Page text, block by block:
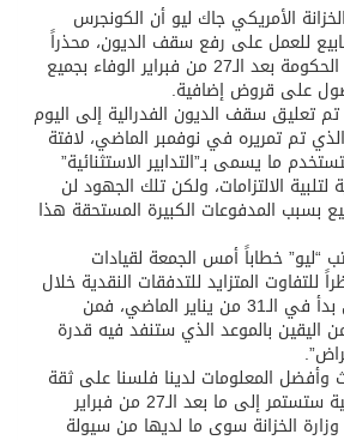
الأمريكي جاك ليو أن الكونجرس
للعمل على رفع سقف الديون، محذراً
من احتمال ألا تستطيع الحكومة بعد الـ27 من فبراير الوفاء بجميع
على قروض إضافية.
تعليق سقف الديون الفدرالية إلى اليوم
تم تمريره في نوفمبر الماضي، لافتة
ما يسمى بـ”التدابير الاستثنائية”
لتلبية الالتزامات، ولكن تلك الجهود لن
بسبب المدفوعات الكبيرة المستحقة هذا
“ليو” خطاباً أمس الجمعة لقيادات
للتفاوت المتزايد للتدفقات النقدية خلال
الموسم الضريبي، الذي بدأ في الـ31 من يناير الماضي، فمن
اليقين بالموعد الذي ستنفد فيه قدرة
وأفضل المعلومات لدينا فلسنا على ثقة
من أن التدابير الاستثنائية ستستمر إلى ما بعد الـ27 من فبراير
الخزانة سوى ما لديها من سيولة